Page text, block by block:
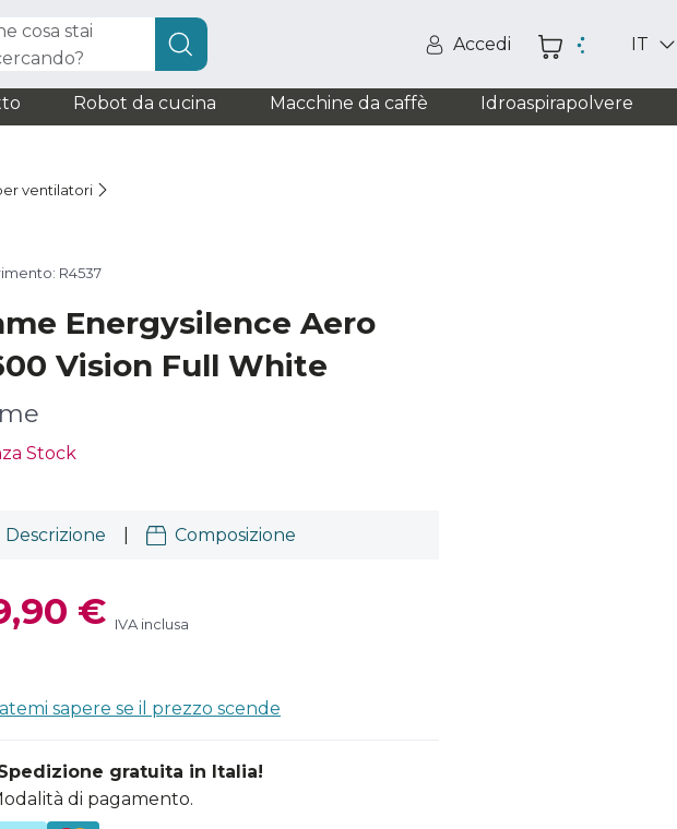
cosa stai
Accedi IT
Robot da cucina Macchine da caffè Idroaspirapolvere
ventilatori
R4537
Energysilence Aero
Vision Full White
Stock
Descrizione Composizione
€ IVA inclusa
sapere se il prezzo scende
gratuita in Italia!
di pagamento.